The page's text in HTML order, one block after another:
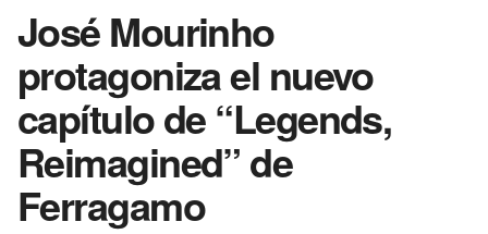
José Mourinho
protagoniza el nuevo
capítulo de “Legends,
Reimagined” de
Ferragamo